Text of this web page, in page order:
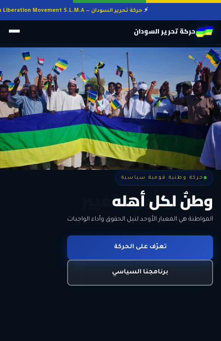
حركة تحرير السودان — Sudan Liberation Movement S.L.M.A
حركة تحرير السودان
حركة وطنية قومية سياسية
وطنٌ لكل أهله
المواطنة هي المعيار الأوحد لنيل الحقوق وأداء الواجبات
تعرّف على الحركة
برنامجنا السياسي
حركة وطنية قومية سياسية
معاً من أجل التغيير
الحرية • الوحدة • السلام • الديمقراطية
انضم للحركة
اتصل بنا